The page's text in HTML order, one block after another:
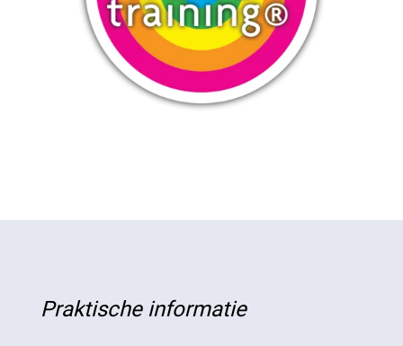
Praktische informatie